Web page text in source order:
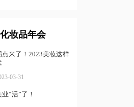
妆品年会
点来了！2023美妆这样
03-31
业“活”了！